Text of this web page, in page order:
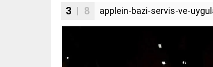
3 | 8 applein-bazi-servis-ve-